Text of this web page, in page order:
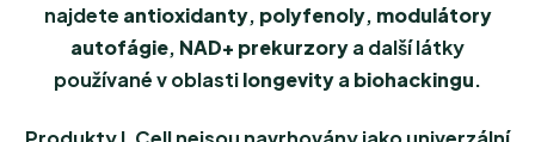
najdete antioxidanty, polyfenoly, modulátory
autofágie, NAD+ prekurzorya další látky
používané v oblastilongevitya biohackingu.